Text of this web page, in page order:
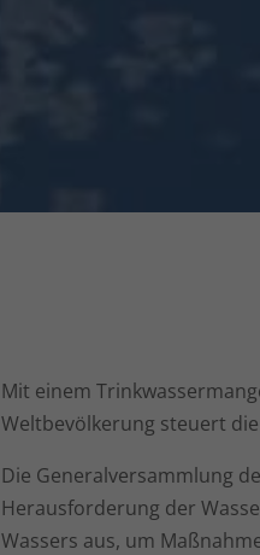
Mit einem
Weltbevölkerung steuert
Die Generalversammlung
Herausforderung der
Wassers aus, um